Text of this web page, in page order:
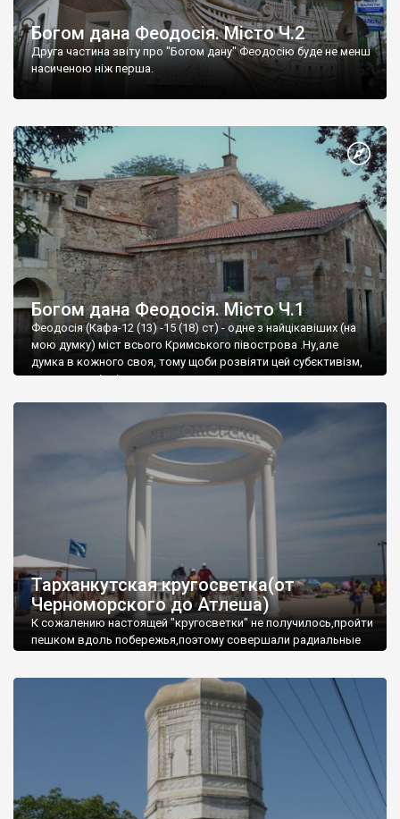
Богом дана Феодосія. Місто Ч.2
Друга частина звіту про "Богом дану" Феодосію буде не менш
насиченою ніж перша.
Богом дана Феодосія. Місто Ч.1
Феодосія (Кафа-12 (13) -15 (18) ст) - одне з найцікавіших (на
мою думку) міст всього Кримського півострова .Ну,але
думка в кожного своя, тому щоби розвіяти цей субєктивізм,
запрошую відвідати це
Тарханкутская кругосветка(от
Черноморского до Атлеша)
К сожалению настоящей "кругосветки" не получилось,пройти
пешком вдоль побережья,поэтому совершали радиальные